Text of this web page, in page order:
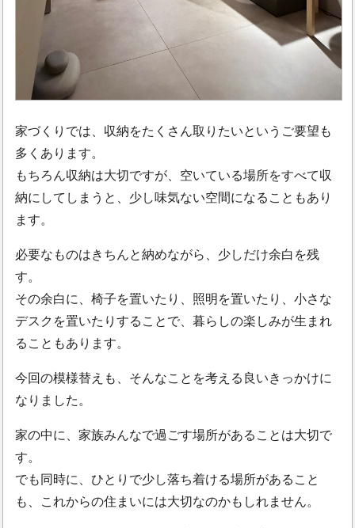
家づくりでは、収納をたくさん取りたいというご要望も
多くあります。
もちろん収納は大切ですが、空いている場所をすべて収
納にしてしまうと、少し味気ない空間になることもあり
ます。
必要なものはきちんと納めながら、少しだけ余白を残
す。
その余白に、椅子を置いたり、照明を置いたり、小さな
デスクを置いたりすることで、暮らしの楽しみが生まれ
ることもあります。
今回の模様替えも、そんなことを考える良いきっかけに
なりました。
家の中に、家族みんなで過ごす場所があることは大切で
す。
でも同時に、ひとりで少し落ち着ける場所があること
も、これからの住まいには大切なのかもしれません。